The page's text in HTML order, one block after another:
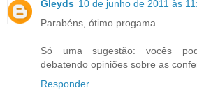
Gleyds 10 de junho de 2011 às
Parabéns, ótimo progama.
Só uma sugestão: vocês
debatendo opiniões sobre as
Responder